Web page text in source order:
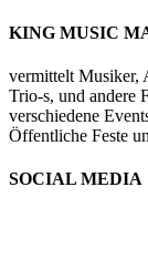
KING MUSIC
vermittelt Musiker,
Trio-s, und andere
verschiedene
Öffentliche Feste
SOCIAL MEDIA